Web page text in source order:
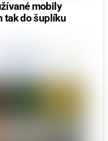
mobily
tak do šuplíku